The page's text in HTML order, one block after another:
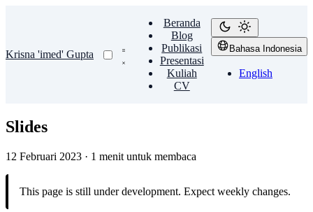
Krisna 'imed' Gupta
Beranda
Blog
Publikasi
Presentasi
Kuliah
CV
Bahasa Indonesia
English
Slides
12 Februari 2023 · 1 menit untuk membaca
This page is still under development. Expect weekly changes.